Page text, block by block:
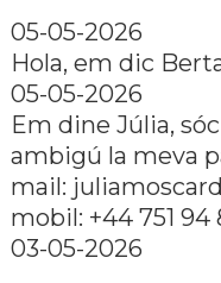
05-05-2026
Hola, em dic
05-05-2026
Em dine Júlia,
ambigú la meva
mail:
mobil: +44 751 94
03-05-2026